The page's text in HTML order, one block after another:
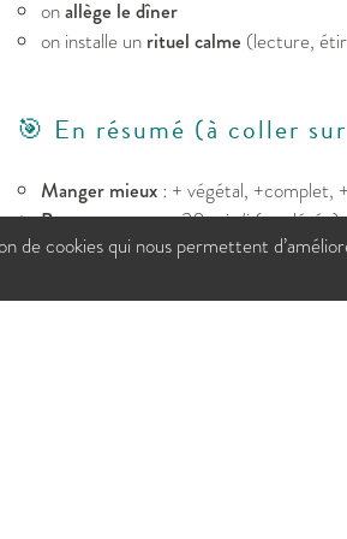
onallège le dîner
on installe un rituel calme (lecture,
🎯 En résumé (à coller
Manger mieux : + végétal,
Bouger souvent: 30 min/j (modérée)
Dormir régulier: horaires fixes,
Bonne rentrée ✨
de cookies qui nous permettent